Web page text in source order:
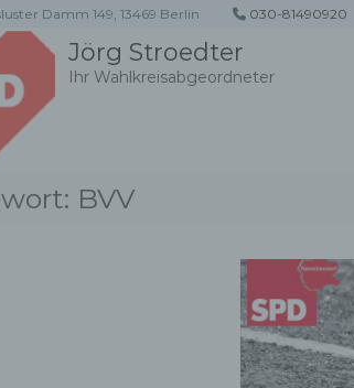
Damm 149, 13469 Berlin 030-81490920
Jörg Stroedter
Ihr Wahlkreisabgeordneter
BVV